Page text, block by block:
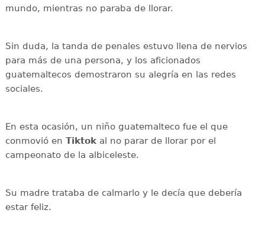
mundo, mientras no paraba de llorar.
Sin duda, la tanda de penales estuvo llena de nervios
para más de una persona, y los aficionados
guatemaltecos demostraron su alegría en las redes
sociales.
En esta ocasión, un niño guatemalteco fue el que
conmovió en Tiktokal no parar de llorar por el
campeonato de la albiceleste.
Su madre trataba de calmarlo y le decía que debería
estar feliz.